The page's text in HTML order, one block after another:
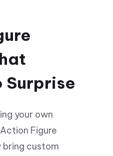
Surprise
your own
Figure
bring custom